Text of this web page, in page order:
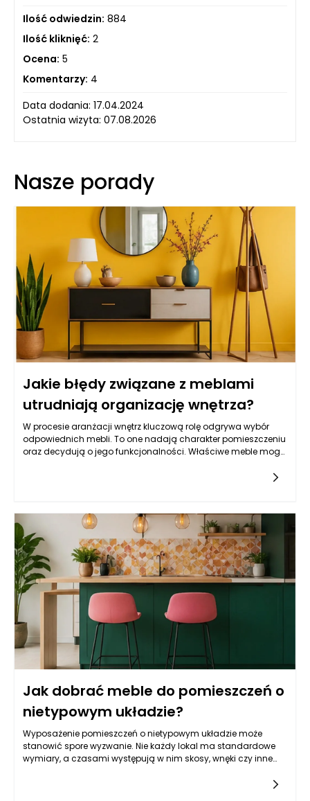
Ilość odwiedzin: 884
Ilość kliknięć: 2
Ocena: 5
Komentarzy: 4
Data dodania: 17.04.2024
Ostatnia wizyta: 07.08.2026
Nasze porady
Jakie błędy związane z meblami
utrudniają organizację wnętrza?
W procesie aranżacji wnętrz kluczową rolę odgrywa wybór
odpowiednich mebli. To one nadają charakter pomieszczeniu
oraz decydują o jego funkcjonalności. Właściwe meble mogą
materiał, ergonomia oraz przechowywanie. Warto pamiętać,
że nawet najładniejsze meble mogą wpływać negatywnie na
organizację wnętrza, jeśli nie będą dobrze dopasowane do
przestrzeni lub potrzeb użytkowników. W tym kontekście istotne
jest unikanie błędów, które mogą przyczynić się do wizualnego
i funkcjonalnego zamieszania w naszych czterech kątach.
Jak dobrać meble do pomieszczeń o
nietypowym układzie?
Wyposażenie pomieszczeń o nietypowym układzie może
stanowić spore wyzwanie. Nie każdy lokal ma standardowe
wymiary, a czasami występują w nim skosy, wnęki czy inne